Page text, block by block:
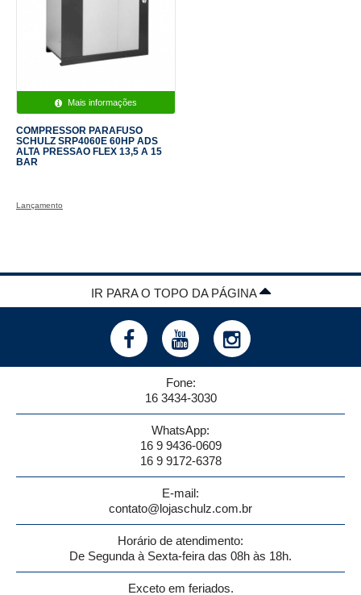
Mais informações
COMPRESSOR PARAFUSO
SCHULZ SRP4060E 60HP ADS
ALTA PRESSAO FLEX 13,5 A 15
BAR
Lançamento
IR PARA O TOPO DA PÁGINA
Fone:
16 3434-3030
WhatsApp:
16 9 9436-0609
16 9 9172-6378
E-mail:
contato@lojaschulz.com.br
Horário de atendimento:
De Segunda à Sexta-feira das 08h às 18h.
Exceto em feriados.